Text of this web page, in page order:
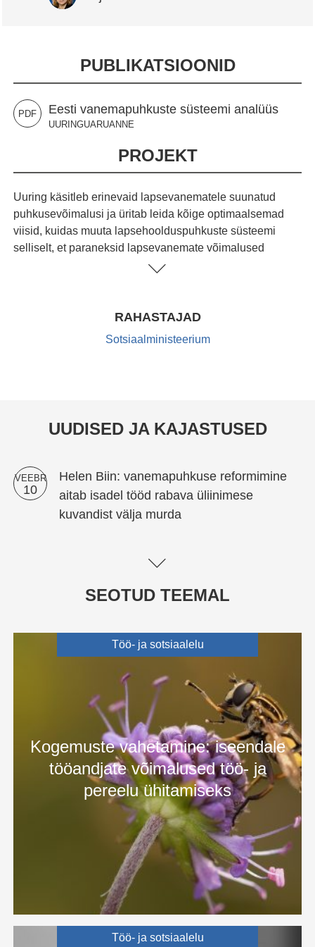
PUBLIKATSIOONID
PDF Eesti vanemapuhkuste süsteemi analüüs
UURINGUARUANNE
PROJEKT
Uuring käsitleb erinevaid lapsevanematele suunatud
puhkusevõimalusi ja üritab leida kõige optimaalsemad
viisid, kuidas muuta lapsehoolduspuhkuste süsteemi
selliselt, et paraneksid lapsevanemate võimalused
paindlikult töö-ja pereelu ühitada ning suureneks isade
eesmärkide suunas, sh suurendada naiste tööhõivet,
vähendada laste vaesust, tõsta sündimust, saavutada
RAHASTAJAD
Sotsiaalministeerium
UUDISED JA KAJASTUSED
VEEBR
10
Helen Biin: vanemapuhkuse reformimine
aitab isadel tööd rabava üliinimese
kuvandist välja murda
olukorda tööturul?
AUG
Lastega aastaid kodus: kas emad tahavad
või peavad seda tegema?
Poolt ja vastu: kas vanemahüvitised on
ajale jalgu jäänud?
Aruanne: Eesti vanemapuhkuste süsteemi
arenguvõimalused
Analüüs: vanemapuhkuste süsteem on
SEOTUD TEEMAL
Töö- ja sotsiaalelu
Kogemuste vahetamine: iseendale
tööandjate võimalused töö- ja
pereelu ühitamiseks
Töö- ja sotsiaalelu